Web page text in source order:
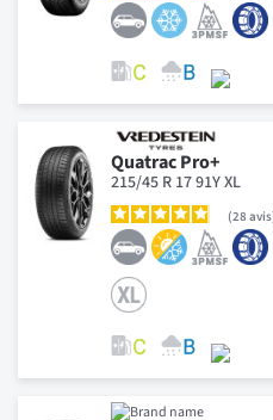
Quatrac Pro+
215/45 R 17 91Y XL
28 avis